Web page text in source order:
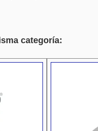
categoría: